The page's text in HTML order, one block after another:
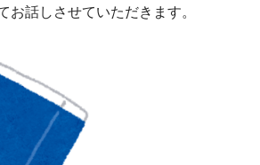
お話しさせていただきます。